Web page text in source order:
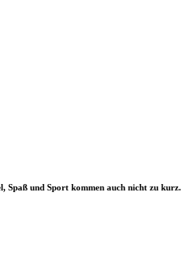
Spaß und Sport kommen auch nicht zu kurz.